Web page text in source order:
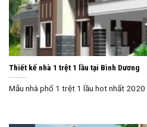
Thiết kế nhà 1 trệt 1 lầu tại Bình Dương
Mẫu nhà phố 1 trệt 1 lầu hot nhất 2020